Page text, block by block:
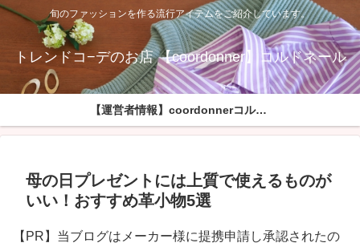
旬のファッションを作る流行アイテムをご紹介しています。
トレンドコ−デのお店 【coordonner】コルドネール
【運営者情報】coordonnerコルドネールへようこそ
母の日プレゼントには上質で使えるものが
いい！おすすめ革小物5選
【PR】当ブログはメーカー様に提携申請し承認されたの